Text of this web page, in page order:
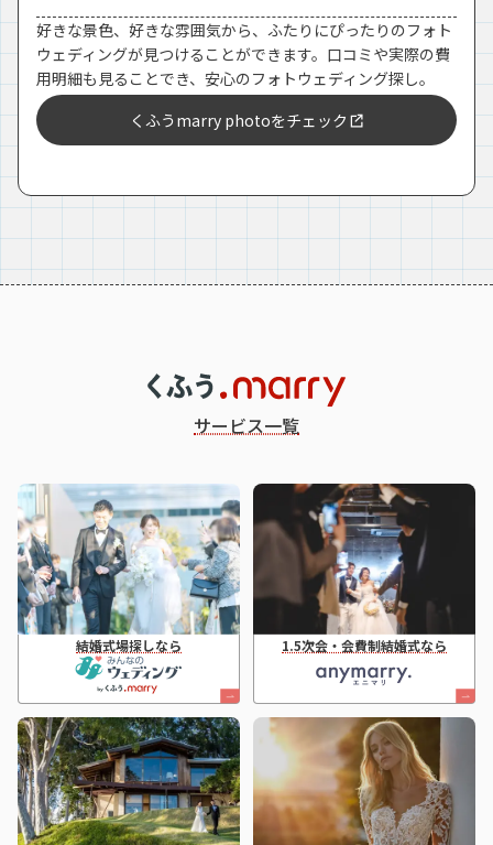
好きな景色、好きな雰囲気から、ふたりにぴったりのフォト
ウェディングが見つけることができます。口コミや実際の費
用明細も見ることでき、安心のフォトウェディング探し。
くふうmarry photoをチェック
サービス一覧
結婚式場探しなら 1.5次会・会費制結婚式なら